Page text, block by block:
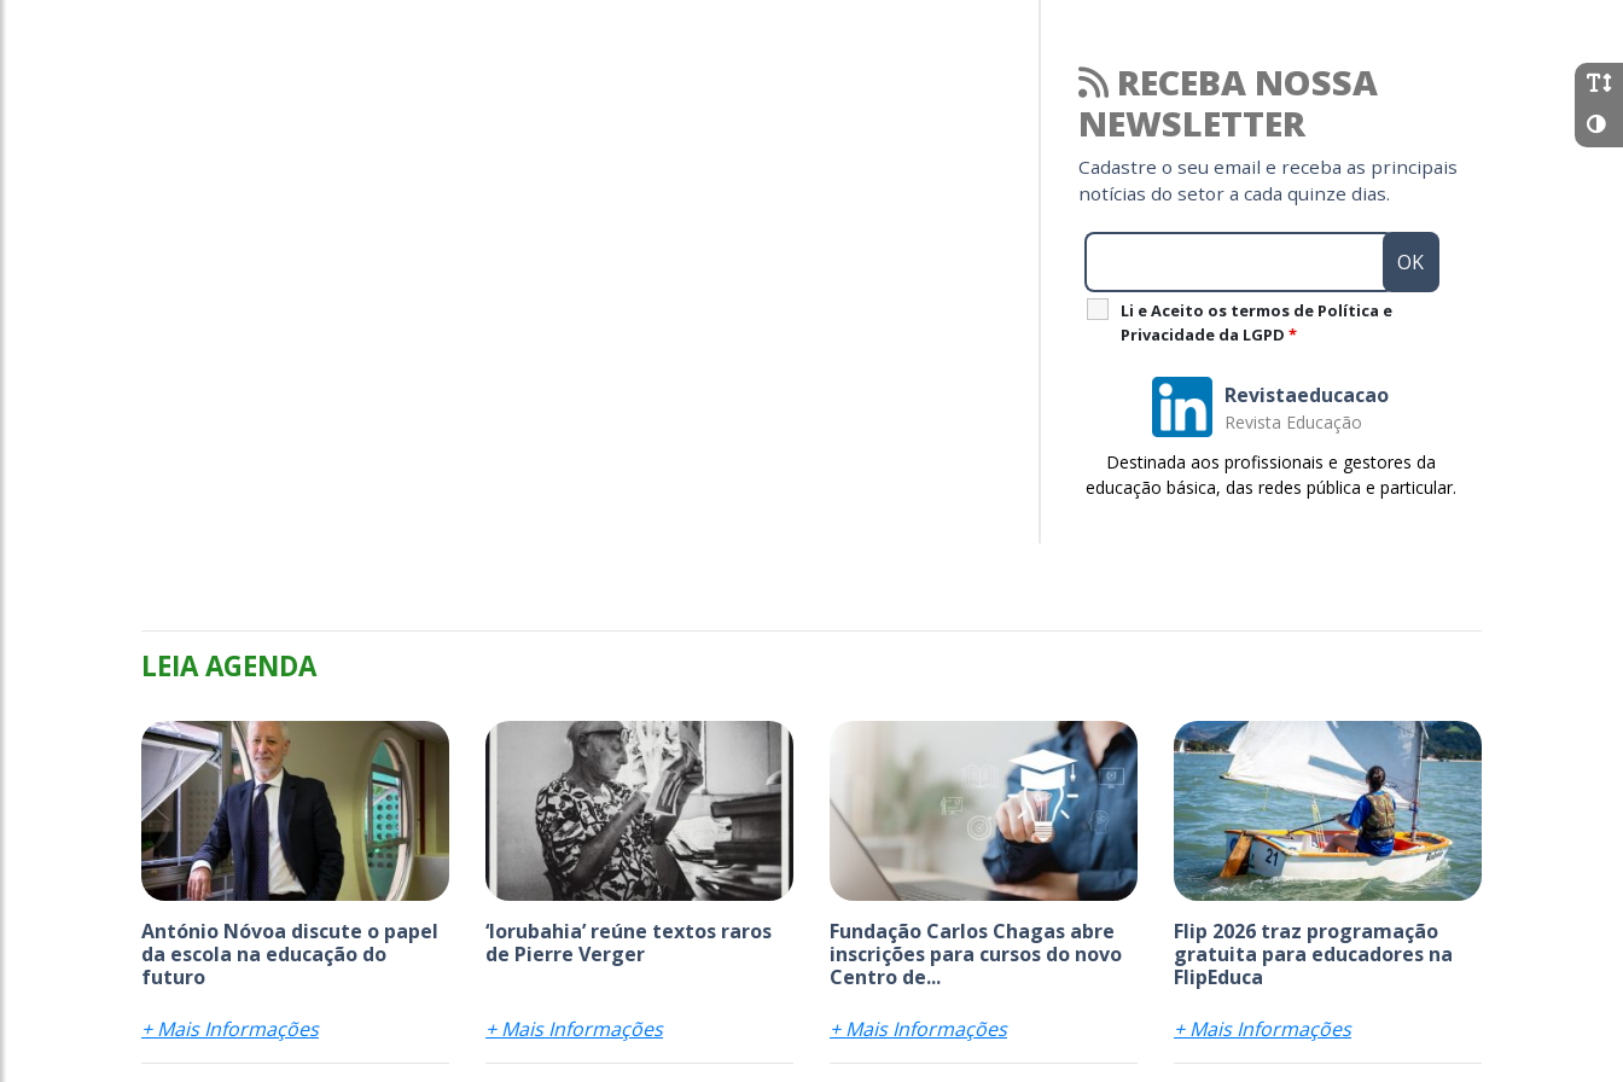
RECEBA NOSSA
NEWSLETTER
Cadastre o seu email e receba as principais
notícias do setor a cada quinze dias.
Li e Aceito os termos de Política e
Privacidade da LGPD *
Revistaeducacao
Revista Educação
Destinada aos profissionais e gestores da
educação básica, das redes pública e particular.
LEIA AGENDA
António Nóvoa discute o papel
da escola na educação do
futuro
+ Mais Informações
‘Iorubahia’ reúne textos raros
de Pierre Verger
+ Mais Informações
Fundação Carlos Chagas abre
inscrições para cursos do novo
Centro de...
+ Mais Informações
Flip 2026 traz programação
gratuita para educadores na
FlipEduca
+ Mais Informações